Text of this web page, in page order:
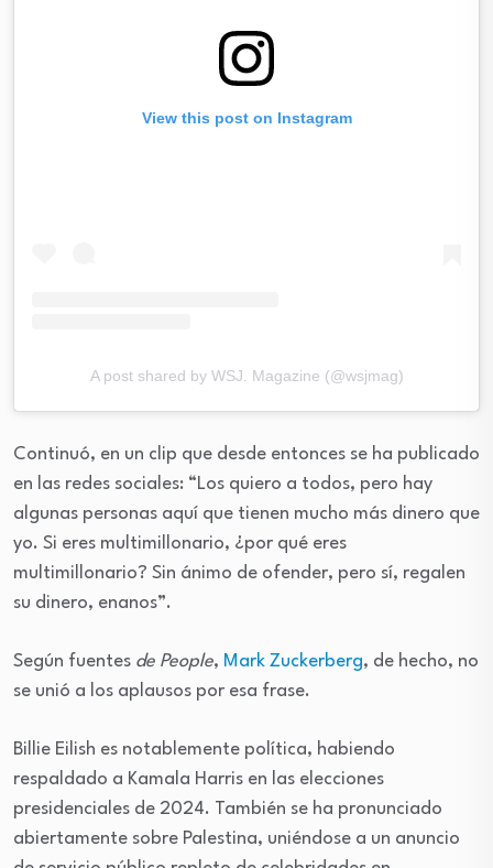
View this post on Instagram
A post shared by WSJ. Magazine (@wsjmag)
Continuó, en un clip que desde entonces se ha publicado
en las redes sociales: “Los quiero a todos, pero hay
algunas personas aquí que tienen mucho más dinero que
yo. Si eres multimillonario, ¿por qué eres
multimillonario? Sin ánimo de ofender, pero sí, regalen
su dinero, enanos”.
Según fuentes de People, Mark Zuckerberg, de hecho, no
se unió a los aplausos por esa frase.
Billie Eilish es notablemente política, habiendo
respaldado a Kamala Harris en las elecciones
presidenciales de 2024. También se ha pronunciado
abiertamente sobre Palestina, uniéndose a un anuncio